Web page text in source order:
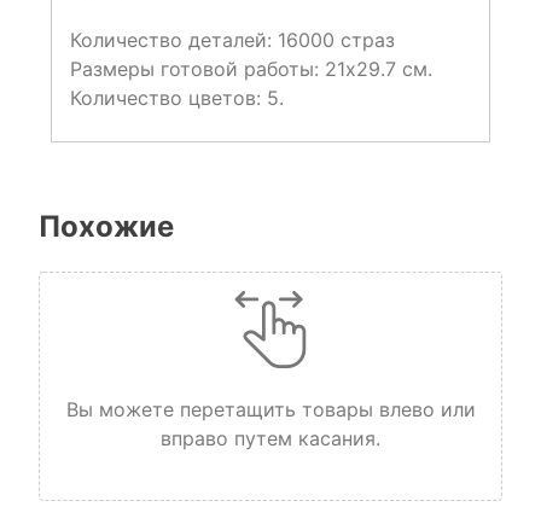
Количество деталей: 16000 страз
Размеры готовой работы: 21х29.7 см.
Количество цветов: 5.
Похожие
Вы можете перетащить товары влево или
вправо путем касания.